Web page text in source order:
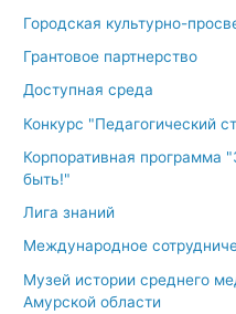
Городская культурно-
Грантовое партнерство
Доступная среда
Конкурс "Педагогический
Корпоративная программа
быть!"
Лига знаний
Международное
Музей истории среднего
Амурской области